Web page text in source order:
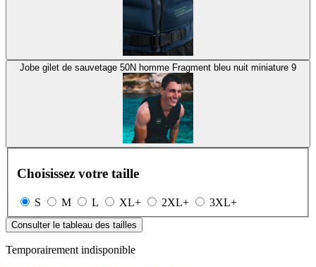
Jobe gilet de sauvetage 50N homme Fragment bleu nuit miniature 9
Choisissez votre taille
S M L XL+ 2XL+ 3XL+
Consulter le tableau des tailles
Temporairement indisponible